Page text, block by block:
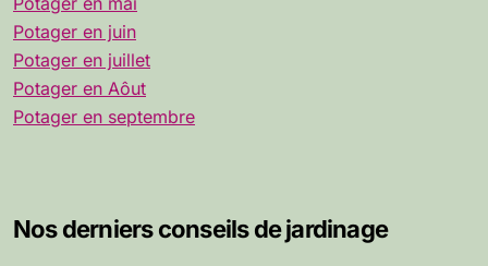
Potager en juin
Potager en juillet
Potager en Aôut
Potager en septembre
Nos derniers conseils de jardinage